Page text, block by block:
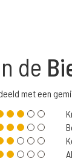
de
met een